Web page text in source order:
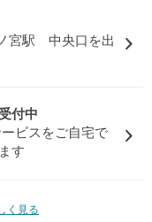
宮駅 中央口を出
付中
ビスをご自宅で
す
く見る